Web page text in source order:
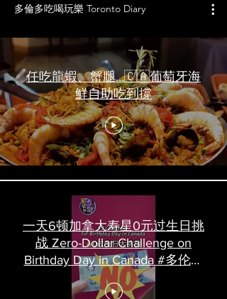
多倫多吃喝玩樂 Toronto Diary
任吃龍蝦、蟹腿…🇨🇦葡萄牙海
鮮自助吃到撐
一天6顿加拿大寿星0元过生日挑
战 Zero-Dollar Challenge on
Birthday Day in Canada #多伦多
吃喝玩乐 #多伦多美食
#torontofood